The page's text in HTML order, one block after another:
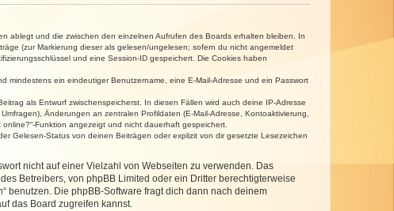
ablegt und die zwischen den einzelnen Aufrufen des Boards erhalten bleiben. In
(zur Markierung dieser als gelesen/ungelesen; sofern du nicht angemeldet
und eine Session-ID gespeichert. Die Cookies haben
mindestens ein eindeutiger Benutzername, eine E-Mail-Adresse und ein Passwort
als Entwurf zwischenspeicherst. In diesen Fällen wird auch deine IP-Adresse
Änderungen an zentralen Profildaten (E-Mail-Adresse, Kontoaktivierung,
Funktion angezeigt und nicht dauerhaft gespeichert.
Gelesen-Status von deinen Beiträgen oder explizit von dir gesetzte Lesezeichen
nicht auf einer Vielzahl von Webseiten zu verwenden. Das
Betreibers, von phpBB Limited oder ein Dritter berechtigterweise
benutzen. Die phpBB-Software fragt dich dann nach deinem
das Board zugreifen kannst.